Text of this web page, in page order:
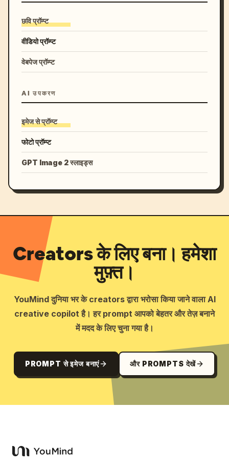
छवि प्रॉम्प्ट
वीडियो प्रॉम्प्ट
वेबपेज प्रॉम्प्ट
AI उपकरण
इमेज से प्रॉम्प्ट
फोटो प्रॉम्प्ट
GPT Image 2 स्लाइड्स
Creators के लिए बना। हमेशा
मुफ़्त।
YouMind दुनिया भर के creators द्वारा भरोसा किया जाने वाला AI
creative copilot है। हर prompt आपको बेहतर और तेज़ बनाने
में मदद के लिए चुना गया है।
PROMPT से इमेज बनाएं और PROMPTS देखें